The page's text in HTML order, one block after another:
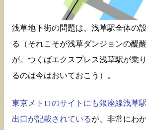
浅草地下街の問題は、浅草駅全体の
る（それこそが浅草ダンジョンの醍
が。つくばエクスプレス浅草駅が乗
るのは今はおいておこう）。
東京メトロのサイトにも銀座線浅草
出口が記載されているが、非常にわ